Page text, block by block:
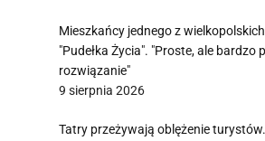
Mieszkańcy jednego z
"Pudełka Życia". "Proste, ale bardzo
rozwiązanie"
9 sierpnia 2026
Tatry przeżywają oblężenie